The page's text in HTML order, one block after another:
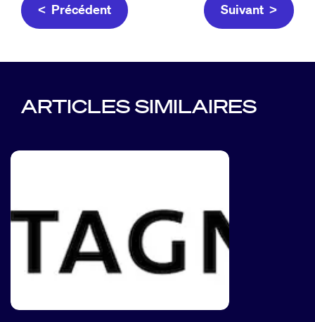
< Précédent Suivant >
ARTICLES SIMILAIRES